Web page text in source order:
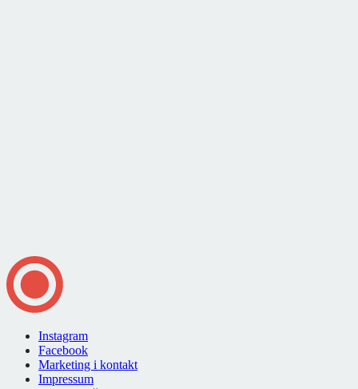
Instagram
Facebook
Marketing i kontakt
Impressum